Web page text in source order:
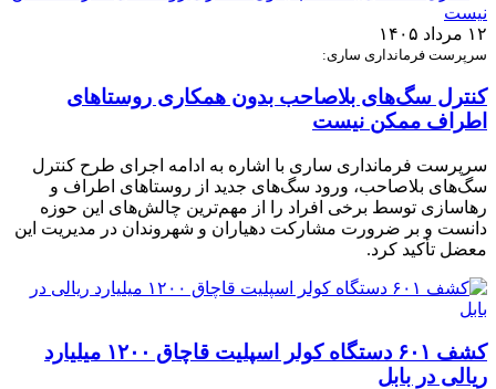
۱۲ مرداد ۱۴۰۵
سرپرست فرمانداری ساری:
کنترل سگ‌های بلاصاحب بدون همکاری روستاهای
اطراف ممکن نیست
سرپرست فرمانداری ساری با اشاره به ادامه اجرای طرح کنترل
سگ‌های بلاصاحب، ورود سگ‌های جدید از روستاهای اطراف و
رهاسازی توسط برخی افراد را از مهم‌ترین چالش‌های این حوزه
دانست و بر ضرورت مشارکت دهیاران و شهروندان در مدیریت این
معضل تأکید کرد.
کشف ۶۰۱ دستگاه کولر اسپلیت قاچاق ۱۲۰۰ میلیارد
ریالی در بابل